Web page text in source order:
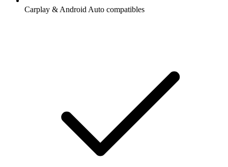
Carplay & Android Auto compatibles